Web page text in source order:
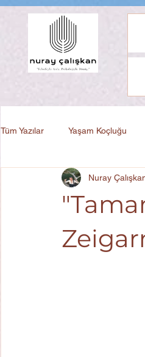
Tüm Yazılar Yaşam Koçluğu
Kişisel Gelişim Nuray